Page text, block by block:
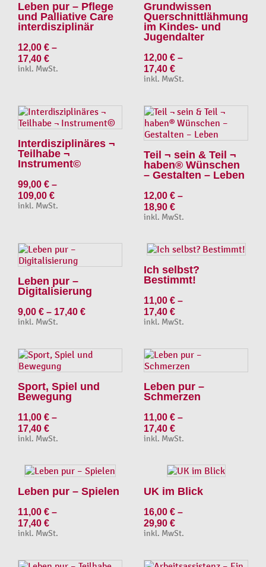
Leben pur – Pflege
und Palliative Care
interdisziplinär
12,00€ –
17,40€
inkl. MwSt.
Grundwissen
Querschnittlähmung
im Kindes- und
Jugendalter
12,00€ –
17,40€
inkl. MwSt.
Interdisziplinäres ¬
Teilhabe ¬
Instrument©
99,00€ –
109,00€
inkl. MwSt.
Teil ¬ sein & Teil ¬
haben® Wünschen
– Gestalten – Leben
12,00€ –
18,90€
inkl. MwSt.
Leben pur –
Digitalisierung
9,00€ – 17,40€
inkl. MwSt.
Ich selbst?
Bestimmt!
11,00€ –
17,40€
inkl. MwSt.
Sport, Spiel und
Bewegung
11,00€ –
17,40€
inkl. MwSt.
Leben pur –
Schmerzen
11,00€ –
17,40€
inkl. MwSt.
Leben pur – Spielen
11,00€ –
17,40€
inkl. MwSt.
UK im Blick
16,00€ –
29,90€
inkl. MwSt.